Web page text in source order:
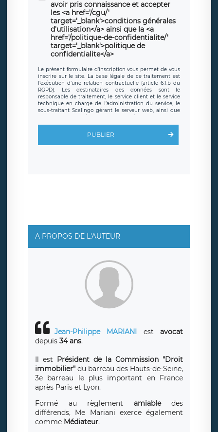
avoir pris connaissance et accepter
les <a href='/cgu/'
target='_blank'>conditions générales
d'utilisation</a> ainsi que la <a
href='/politique-de-confidentialite/'
target='_blank'>politique de
confidentialite</a>
Le présent formulaire d’inscription vous permet de vous
inscrire sur le site. La base légale de ce traitement est
l’exécution d’une relation contractuelle (article 6.1.b du
RGPD). Les destinataires des données sont le
responsable de traitement, le service client et le service
technique en charge de l’administration du service, le
sous-traitant Scalingo gérant le serveur web, ainsi que
toute personne légalement autorisée. Le formulaire
d’inscription est hébergé sur un serveur hébergé par
clauses de
protection conformes au RGPD
. Les données collectées
sont conservées jusqu’à ce que l’Internaute en sollicite la
rue Léopold Sédar Senghor, joignable à l’adresse mail :
responsabledetraitement@legavox.fr. Vous avez
également le droit d’introduire une réclamation auprès
d’une autorité de contrôle.
PUBLIER
A PROPOS DE L'AUTEUR
Jean-Philippe MARIANI estavocat
depuis 34 ans.
Il est Président de la Commission "Droit
immobilier" du barreau des Hauts-de-Seine,
3e barreau le plus important en France
après Paris et Lyon.
Formé au règlement amiabledes
différends, Me Mariani exerce également
comme Médiateur.